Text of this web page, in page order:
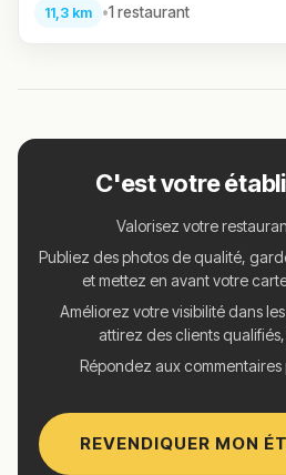
11,3 km •1 restaurant
C'est votre
Valorisez votre
Publiez des photos de qualité,
et mettez en avant votre
Améliorez votre visibilité dans
attirez des clients
Répondez aux commentaires
REVENDIQUER MON